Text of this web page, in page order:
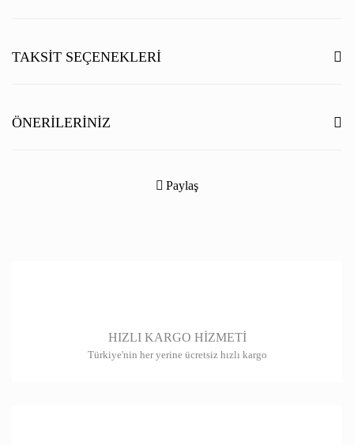
Bu ürüne ilk yorumu siz yapın!
TAKSIT SEÇENEKLERI
ÖNERILERINIZ
yetersiz gördüğünüz noktaları öneri formunu kullanarak tarafımıza
Ürün fiyatı diğer sitelerden daha pahalı.
Paylaş
HIZLI KARGO HİZMETİ
Türkiye'nin her yerine ücretsiz hızlı kargo